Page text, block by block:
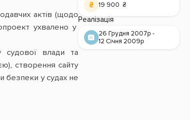
актів (щодо
ухвалено у
судової влади та
створення сайту
безпеки у судах не
19 900 ₴
Реалізація
26 Грудня 2007р -
12 Січня 2009р